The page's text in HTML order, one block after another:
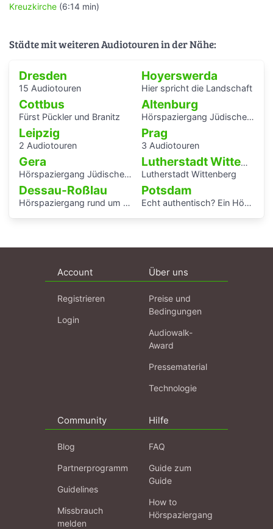
Kreuzkirche (6:14 min)
Städte mit weiteren Audiotouren in der Nähe:
Dresden
15 Audiotouren
Hoyerswerda
Hier spricht die Landschaft
Cottbus
Fürst Pückler und Branitz
Altenburg
Hörspaziergang Jüdische Geschichte in Altenburg
Leipzig
2 Audiotouren
Prag
3 Audiotouren
Gera
Hörspaziergang Jüdisches Leben und jüdische Geschichte in Gera
Lutherstadt Wittenberg
Lutherstadt Wittenberg
Dessau-Roßlau
Hörspaziergang rund um die Laubenganghäuser der Bauhaussiedlung Törten
Potsdam
Echt authentisch? Ein Hörspaziergang durch Potsdams Mitte
Account
Registrieren
Login
Über uns
Preise und
Bedingungen
Audiowalk-
Award
Pressematerial
Technologie
Community
Blog
Partnerprogramm
Guidelines
Missbrauch
melden
Hilfe
FAQ
Guide zum
Guide
How to
Hörspaziergang